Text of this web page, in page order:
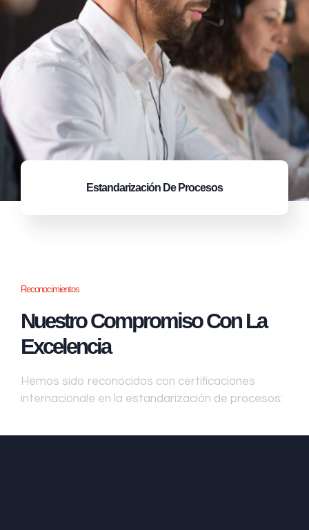
Estandarización De Procesos
Reconocimientos
Nuestro Compromiso Con La
Excelencia
Hemos sido reconocidos con certificaciones
internacionale en la estandarización de procesos: